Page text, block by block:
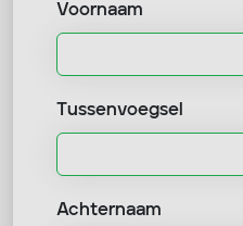
Voornaam
Tussenvoegsel
Achternaam